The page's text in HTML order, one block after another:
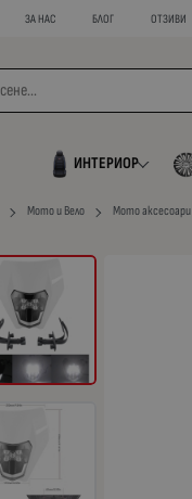
ЗА НАС БЛОГ ОТЗИВИ
ИНТЕРИОР
Мото и Вело Мото аксесоари